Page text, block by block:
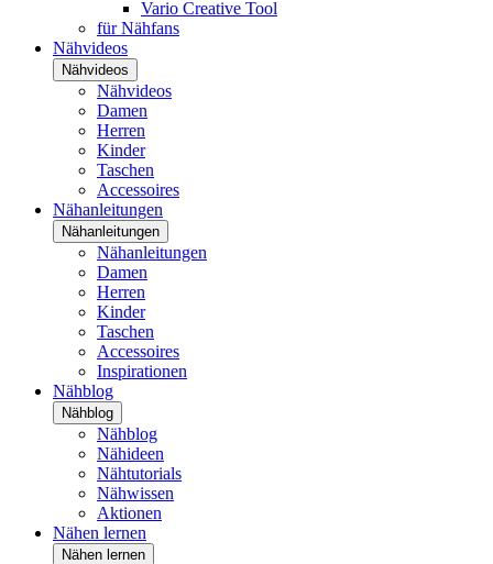
Vario Creative Tool
für Nähfans
Nähvideos
Nähvideos
Nähvideos
Damen
Herren
Kinder
Taschen
Accessoires
Nähanleitungen
Nähanleitungen
Nähanleitungen
Damen
Herren
Kinder
Taschen
Accessoires
Inspirationen
Nähblog
Nähblog
Nähblog
Nähideen
Nähtutorials
Nähwissen
Aktionen
Nähen lernen
Nähen lernen